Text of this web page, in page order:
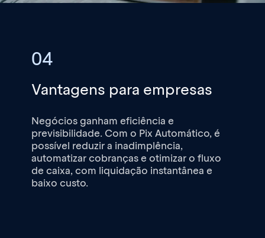
Negócios ganham eficiência e
previsibilidade. Com o Pix Automático, é
possível reduzir a inadimplência,
automatizar cobranças eotimizar o fluxo
de caixa, com liquidação instantânea e
baixo custo.
Vantagens para empresas
04